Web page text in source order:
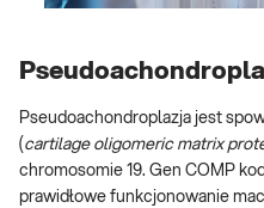
Pseudoachondroplazja jest
( cartilage oligomeric matrix
chromosomie 19. Gen COMP
prawidłowe funkcjonowanie